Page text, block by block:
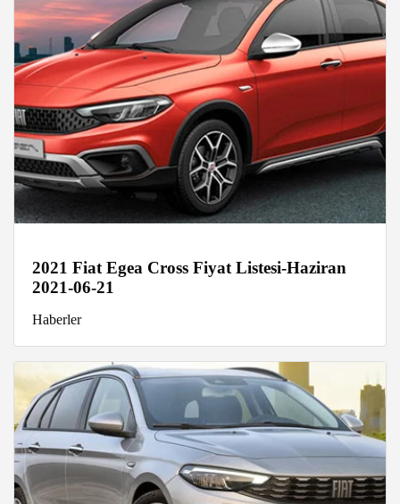
2021 Fiat Egea Cross Fiyat Listesi-Haziran
2021-06-21
Haberler